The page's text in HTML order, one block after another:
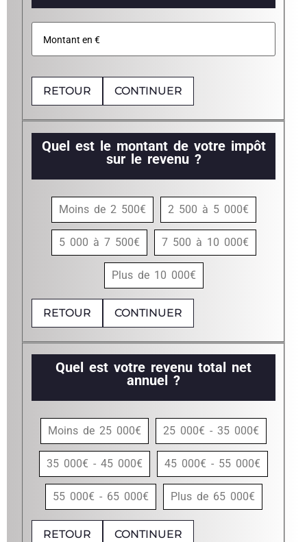
RETOUR CONTINUER
Quel est le montant de votre impôt
sur le revenu ?
Moins de 2 500€ 2 500 à 5 000€
5 000 à 7 500€ 7 500 à 10 000€
Plus de 10 000€
RETOUR CONTINUER
Quel est votre revenu total net
annuel ?
Moins de 25 000€ 25 000€ - 35 000€
35 000€ - 45 000€ 45 000€ - 55 000€
55 000€ - 65 000€ Plus de 65 000€
RETOUR CONTINUER